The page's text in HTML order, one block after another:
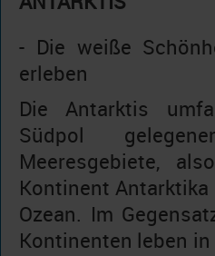
- Die weiße
erleben
Die Antarktis
Südpol
Meeresgebiete,
Kontinent
Ozean. Im
Kontinenten leben